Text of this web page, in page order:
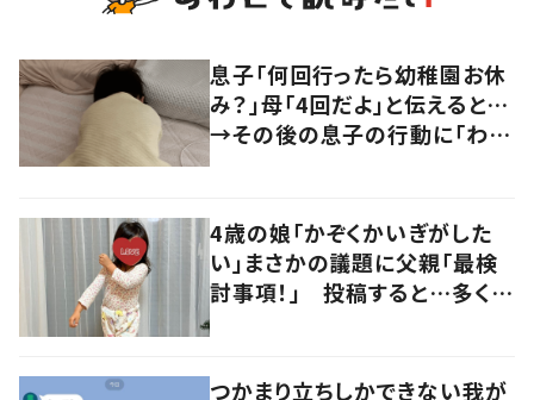
息子「何回行ったら幼稚園お休
み？」母「4回だよ」と伝えると…
→その後の息子の行動に「わか
4歳の娘「かぞくかいぎがした
い」まさかの議題に父親「最検
討事項！」 投稿すると…多くの
つかまり立ちしかできない我が